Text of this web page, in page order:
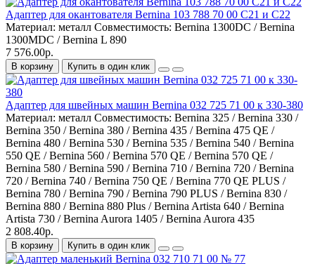
Адаптер для окантователя Bernina 103 788 70 00 C21 и C22
Материал: металл Совместимость: Bernina 1300DC / Bernina
1300MDC / Bernina L 890
7 576.00р.
В корзину Купить в один клик
Адаптер для швейных машин Bernina 032 725 71 00 к 330-380
Материал: металл Совместимость: Bernina 325 / Bernina 330 /
Bernina 350 / Bernina 380 / Bernina 435 / Bernina 475 QE /
Bernina 480 / Bernina 530 / Bernina 535 / Bernina 540 / Bernina
550 QE / Bernina 560 / Bernina 570 QE / Bernina 570 QE /
Bernina 580 / Bernina 590 / Bernina 710 / Bernina 720 / Bernina
720 / Bernina 740 / Bernina 750 QE / Bernina 770 QE PLUS /
Bernina 780 / Bernina 790 / Bernina 790 PLUS / Bernina 830 /
Bernina 880 / Bernina 880 Plus / Bernina Artista 640 / Bernina
Artista 730 / Bernina Aurora 1405 / Bernina Aurora 435
2 808.40р.
В корзину Купить в один клик